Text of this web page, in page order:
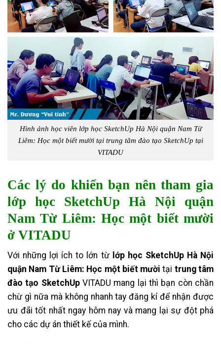
Hình ảnh học viên lớp học SketchUp Hà Nội quận Nam Từ
Liêm: Học một biết mười tại trung tâm đào tạo SketchUp tại
VITADU
Các lý do khiến bạn nên tham gia
lớp học SketchUp Hà Nội quận
Nam Từ Liêm: Học một biết mười
ở VITADU
Với những lợi ích to lớn từ lớp học SketchUp Hà Nội
quận Nam Từ Liêm: Học một biết mười tại trung tâm
đào tạo SketchUpVITADU mang lại thì bạn còn chần
chừ gì nữa mà không nhanh tay đăng kí để nhận được
ưu đãi tốt nhất ngay hôm nay và mang lại sự đột phá
cho các dự án thiết kế của mình.